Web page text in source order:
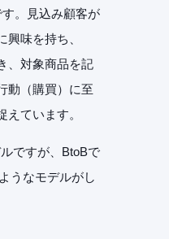
。見込み顧客が
味を持ち、
、対象商品を記
動（購買）に至
ています。
ですが、BtoBで
うなモデルがし